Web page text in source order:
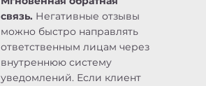
связь. Негативные отзывы
можно быстро направлять
ответственным лицам через
внутреннюю систему
уведомлений. Если клиент